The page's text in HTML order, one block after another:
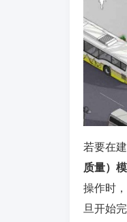
若要在
质量）
操作时
旦开始